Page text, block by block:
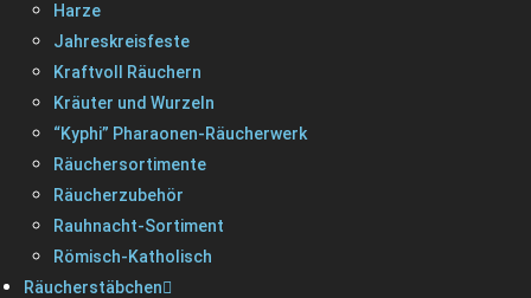
Harze
Jahreskreisfeste
Kraftvoll Räuchern
Kräuter und Wurzeln
“Kyphi” Pharaonen-Räucherwerk
Räuchersortimente
Räucherzubehör
Rauhnacht-Sortiment
Römisch-Katholisch
Räucherstäbchen